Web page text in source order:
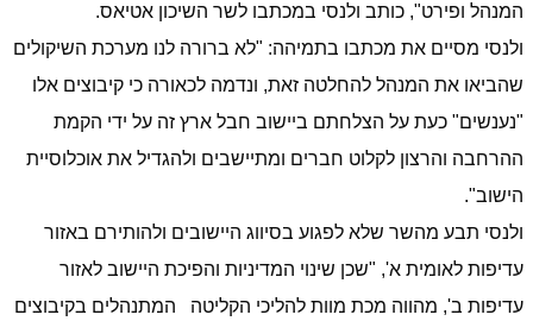
המנהל ופירט", כותב ולנסי במכתבו לשר השיכון אטיאס.
ולנסי מסיים את מכתבו בתמיהה: "לא ברורה לנו מערכת השיקולים
שהביאו את המנהל להחלטה זאת, ונדמה לכאורה כי קיבוצים אלו
"נענשים" כעת על הצלחתם ביישוב חבל ארץ זה על ידי הקמת
ההרחבה והרצון לקלוט חברים ומתיישבים ולהגדיל את אוכלוסיית
הישוב".
ולנסי תבע מהשר שלא לפגוע בסיווג היישובים ולהותירם באזור
עדיפות לאומית א', "שכן שינוי המדיניות והפיכת היישוב לאזור
עדיפות ב', מהווה מכת מוות להליכי הקליטה
המתנהלים בקיבוצים